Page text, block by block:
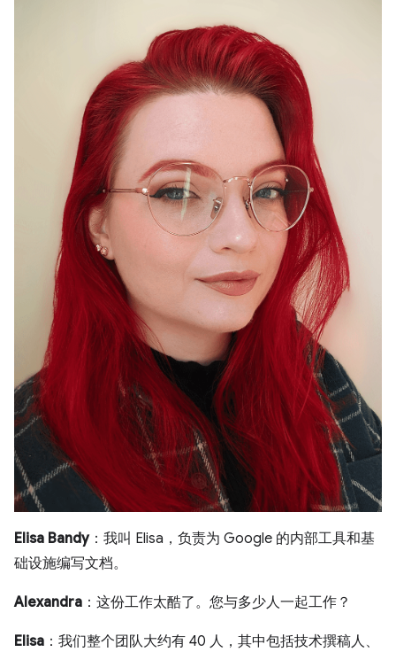
Elisa Bandy：我叫 Elisa，负责为 Google 的内部工具和基
础设施编写文档。
Alexandra ：这份工作太酷了。您与多少人一起工作？
Elisa ：我们整个团队大约有 40 人，其中包括技术撰稿人、